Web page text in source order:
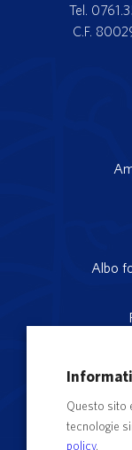
Tel.
C.F.
Albo
Questo sito
tecnologie
policy.